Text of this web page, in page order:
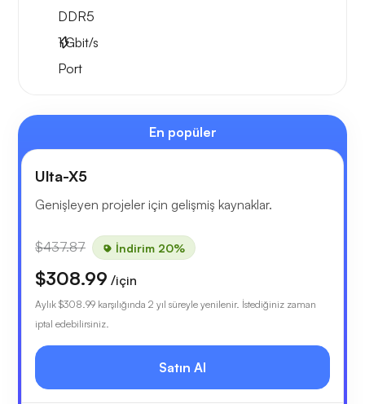
DDR5
1Gbit/s
Port
En popüler
Ulta-X5
Genişleyen projeler için gelişmiş kaynaklar.
$437.87 İndirim 20%
$308.99 /için
Aylık $308.99 karşılığında 2 yıl süreyle yenilenir. İstediğiniz zaman
iptal edebilirsiniz.
Satın Al